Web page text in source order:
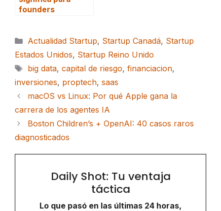
founders
Categorías
Actualidad Startup, Startup Canadá, Startup
Estados Unidos, Startup Reino Unido
Etiquetas
big data, capital de riesgo, financiacion,
inversiones, proptech, saas
macOS vs Linux: Por qué Apple gana la
carrera de los agentes IA
Boston Children’s + OpenAI: 40 casos raros
diagnosticados
Daily Shot: Tu ventaja
táctica
Lo que pasó en las últimas 24 horas,